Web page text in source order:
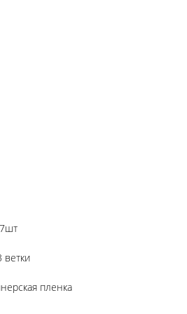
ветки
пленка